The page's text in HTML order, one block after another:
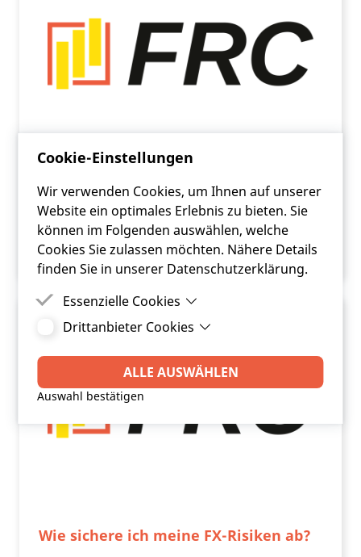
Cookie-Einstellungen
Wir verwenden Cookies, um Ihnen auf unserer
Website ein optimales Erlebnis zu bieten. Sie
können im Folgenden auswählen, welche
Cookies Sie zulassen möchten. Nähere Details
finden Sie in unserer Datenschutzerklärung.
Essenzielle Cookies
Essenzielle Cookies sind Cookies, welche für die
benötigt werden.
Drittanbieter Cookies
Drittanbieter Cookies sind Cookies, die
Drittanbieter-Software setzt, um Funktionen wie
Google Maps zu ermöglichen.
ALLE AUSWÄHLEN
Auswahl bestätigen
Weitergabe von negativen
Kreditzinsen an Kreditnehmer
ARTIKEL LESEN
Wie sichere ich meine FX-Risiken ab?